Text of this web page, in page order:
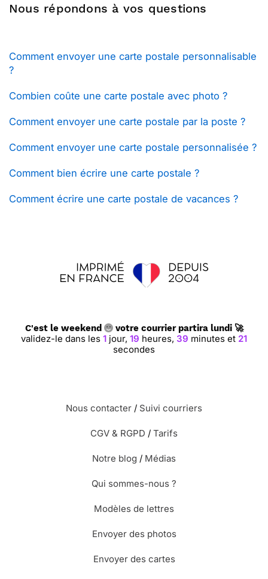
Nous répondons à vos questions
Comment envoyer une carte postale personnalisable
?
Combien coûte une carte postale avec photo ?
Comment envoyer une carte postale par la poste ?
Comment envoyer une carte postale personnalisée ?
Comment bien écrire une carte postale ?
Comment écrire une carte postale de vacances ?
C'est le weekend votre courrier partira lundi 🚀
validez-le dans les 1jour, 19heures, 39minutes et 20
secondes
Nous contacter / Suivi courriers
CGV & RGPD / Tarifs
Notre blog / Médias
Qui sommes-nous ?
Modèles de lettres
Envoyer des photos
Envoyer des cartes